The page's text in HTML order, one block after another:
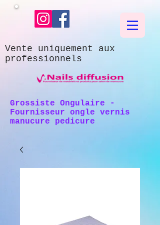
Vente uniquement aux
professionnels
Grossiste Ongulaire -
Fournisseur ongle vernis
manucure pedicure